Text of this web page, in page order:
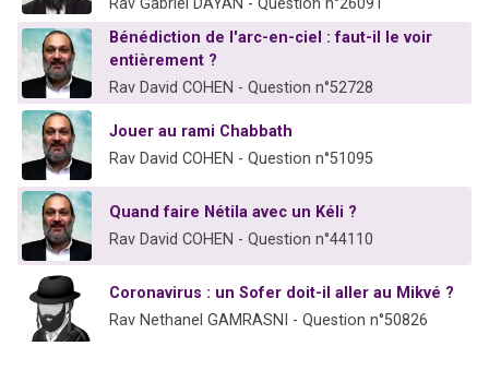
Rav Gabriel DAYAN - Question n°26091
Bénédiction de l'arc-en-ciel : faut-il le voir
entièrement ?
Rav David COHEN - Question n°52728
Jouer au rami Chabbath
Rav David COHEN - Question n°51095
Quand faire Nétila avec un Kéli ?
Rav David COHEN - Question n°44110
Coronavirus : un Sofer doit-il aller au Mikvé ?
Rav Nethanel GAMRASNI - Question n°50826